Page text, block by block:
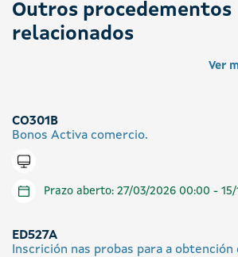
Outros procedementos
relacionados
Ver
CO301B
Bonos Activa comercio.
Tramitar en liña
Prazo aberto: 27/03/2026 00:00 -
ED527A
Inscrición nas probas para a